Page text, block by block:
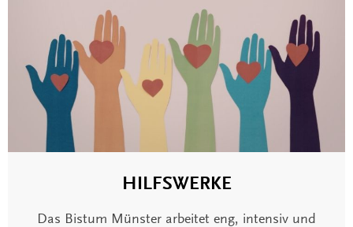
HILFSWERKE
Das Bistum Münster arbeitet eng, intensiv und